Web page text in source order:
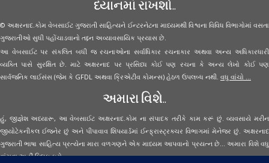
ધ્યાનમાં રાખશો..
© અક્ષરનાદ.કોમ વેબસાઈટ ગુજરાતી સાહિત્યને ઈન્ટરનેટના માધ્યમથી વિશ્વના વિવિધ વિભાગોમાં વસતા
ગુજરાતીઓ સુધી પહોંચાડવાનો તદ્દન અવ્યાવસાયિક પ્રયાસ છે.
આ વેબસાઈટ પર સંકલિત બધી જ રચનાઓના સર્વાધિકાર રચનાકાર અથવા અન્ય અધિકારધારી
વ્યક્તિ પાસે સુરક્ષિત છે. માટે અક્ષરનાદ પર પ્રસિધ્ધ કોઈ પણ રચના કે અન્ય લેખો કોઈ પણ
સાર્વજનિક લાઈસંસ (જેમ કે GFDL અથવા ક્રિએટીવ કોમન્સ) હેઠળ ઉપલબ્ધ નથી. વધુ વાંચો ...
અમારા વિશે..
હું, જીજ્ઞેશ અધ્યારૂ, આ વેબસાઈટ અક્ષરનાદ.કોમ ના સંપાદક તરીકે કામ કરૂં છું. વ્યવસાયે મરીન
જીયોટેકનીકલ ઈજનેર છું અને પીપાવાવ શિપયાર્ડમાં ઈન્ફ્રાસ્ટ્રક્ચર વિભાગમાં મેનેજર છું. અક્ષરનાદ
ગુજરાતી ભાષા સાહિત્ય પ્રત્યેના મારા વળગણને એક માધ્યમ આપવાનો પ્રયત્ન છે... અમારા વિશે વધુ
વાંચવાઅહીં ક્લિક કરો...